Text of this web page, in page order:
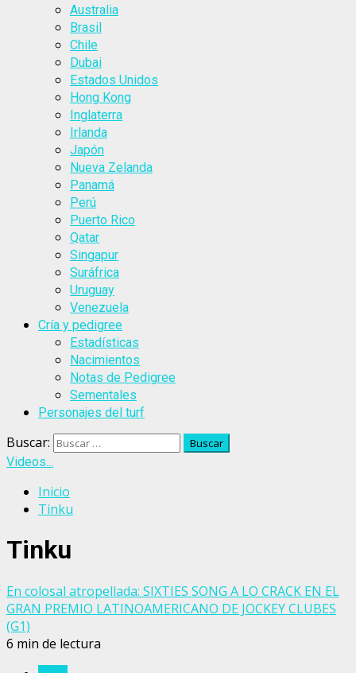
Australia
Brasil
Chile
Dubai
Estados Unidos
Hong Kong
Inglaterra
Irlanda
Japón
Nueva Zelanda
Panamá
Perú
Puerto Rico
Qatar
Singapur
Suráfrica
Uruguay
Venezuela
Cría y pedigree
Estadísticas
Nacimientos
Notas de Pedigree
Sementales
Personajes del turf
Buscar:
Videos...
Inicio
Tinku
Tinku
En colosal atropellada: SIXTIES SONG A LO CRACK EN EL
GRAN PREMIO LATINOAMERICANO DE JOCKEY CLUBES
(G1)
6 min de lectura